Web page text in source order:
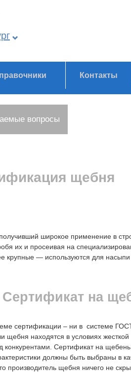
Контакты
вопросы
щебня
широкое применение в
их и просеивая на
крупные — используются для
Сертификат на
сертификации – ни в системе
щебня находятся в условиях
Сертификат на
должны быть выбраны в
щебня ничего не